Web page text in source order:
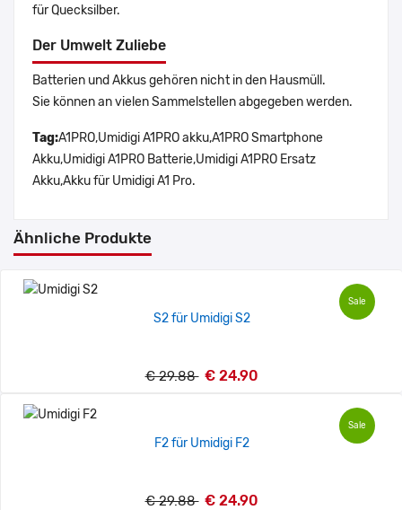
für Quecksilber.
Der Umwelt Zuliebe
Batterien und Akkus gehören nicht in den Hausmüll.
Sie können an vielen Sammelstellen abgegeben werden.
Tag:A1PRO,Umidigi A1PRO akku,A1PRO Smartphone
Akku,Umidigi A1PRO Batterie,Umidigi A1PRO Ersatz
Akku,Akku für Umidigi A1 Pro.
Ähnliche Produkte
Sale
S2 für Umidigi S2
€ 29.88 € 24.90
Sale
F2 für Umidigi F2
€ 29.88 € 24.90